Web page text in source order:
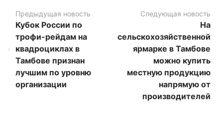
Предыдущая новость
Кубок России по
трофи-рейдам на
квадроциклах в
Тамбове признан
лучшим по уровню
организации
Следующая новость
На
сельскохозяйственной
ярмарке в Тамбове
можно купить
местную продукцию
напрямую от
производителей